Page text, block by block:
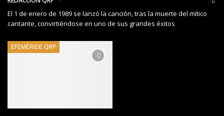
El 1 de enero de 1989 se lanzó la canción, tras la muerte del mítico
cantante, convirtiéndose en uno de sus grandes éxitos
EFEMÉRIDE QRP